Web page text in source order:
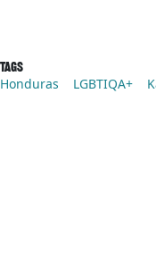
Tags
Honduras
LGBTIQA+